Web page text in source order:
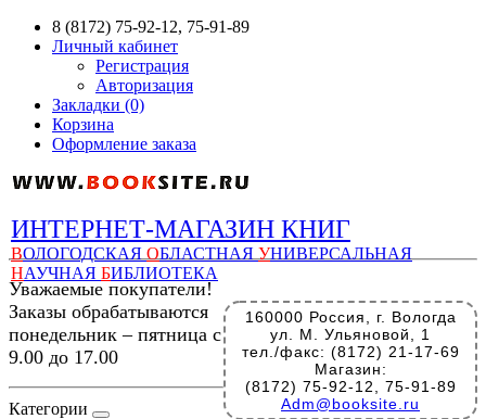
8 (8172) 75-92-12, 75-91-89
Личный кабинет
Регистрация
Авторизация
Закладки (0)
Корзина
Оформление заказа
ИНТЕРНЕТ-МАГАЗИН КНИГ
ВОЛОГОДСКАЯ ОБЛАСТНАЯ УНИВЕРСАЛЬНАЯ
НАУЧНАЯ БИБЛИОТЕКА
160000 Россия, г. Вологда
ул. М. Ульяновой, 1
тел./факс: (8172) 21-17-69
Магазин:
(8172) 75-92-12, 75-91-89
Adm@booksite.ru
Уважаемые покупатели!
Заказы обрабатываются
понедельник – пятница с
9.00 до 17.00
Категории